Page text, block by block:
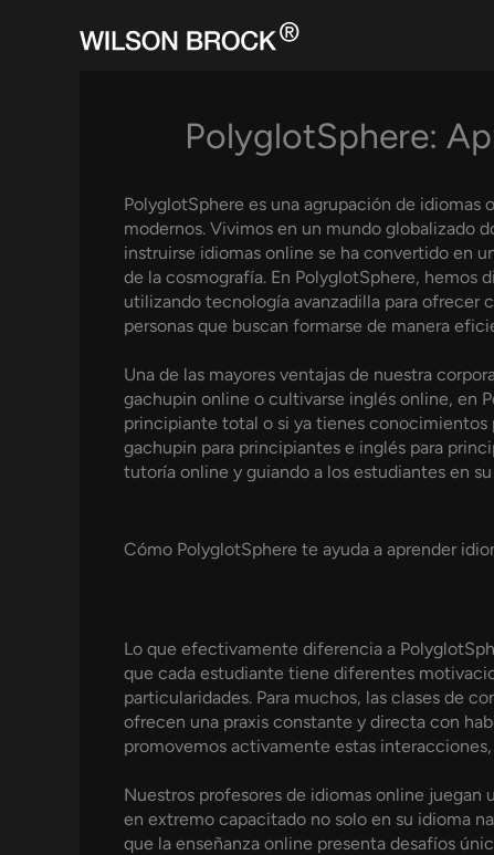
PolyglotSphere:
PolyglotSphere es una agrupación de
modernos. Vivimos en un mundo globalizado
instruirse idiomas online se ha convertido en
de la cosmografía. En PolyglotSphere, hemos
utilizando tecnología avanzadilla para ofrecer
personas que buscan formarse de manera
Una de las mayores ventajas de nuestra
gachupin online o cultivarse inglés online, en
principiante total o si ya tienes conocimientos
gachupin para principiantes e inglés para
tutoría online y guiando a los estudiantes en
Cómo PolyglotSphere te ayuda a aprender
Lo que efectivamente diferencia a
que cada estudiante tiene diferentes
particularidades. Para muchos, las clases de
ofrecen una praxis constante y directa con
promovemos activamente estas
Nuestros profesores de idiomas online
en extremo capacitado no solo en su idioma
que la enseñanza online presenta desafíos